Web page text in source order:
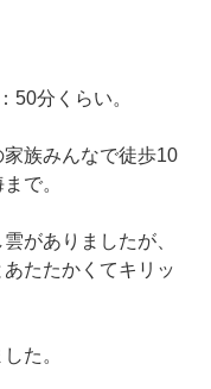
50分くらい。
族みんなで徒歩10
で。
がありましたが、
たたかくてキリッ
た。